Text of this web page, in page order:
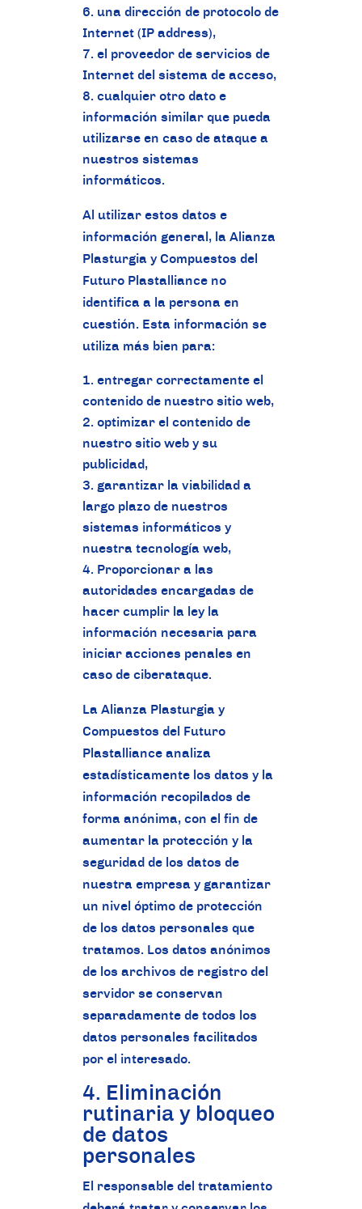
una dirección de protocolo de
Internet (IP address),
el proveedor de servicios de
Internet del sistema de acceso,
cualquier otro dato e
información similar que pueda
utilizarse en caso de ataque a
nuestros sistemas
informáticos.
Al utilizar estos datos e
información general, la Alianza
Plasturgia y Compuestos del
Futuro Plastalliance no
identifica a la persona en
cuestión. Esta información se
utiliza más bien para:
entregar correctamente el
contenido de nuestro sitio web,
optimizar el contenido de
nuestro sitio web y su
publicidad,
garantizar la viabilidad a
largo plazo de nuestros
sistemas informáticos y
nuestra tecnología web,
Proporcionar a las
autoridades encargadas de
hacer cumplir la ley la
información necesaria para
iniciar acciones penales en
caso de ciberataque.
La Alianza Plasturgia y
Compuestos del Futuro
Plastalliance analiza
estadísticamente los datos y la
información recopilados de
forma anónima, con el fin de
aumentar la protección y la
seguridad de los datos de
nuestra empresa y garantizar
un nivel óptimo de protección
de los datos personales que
tratamos. Los datos anónimos
de los archivos de registro del
servidor se conservan
separadamente de todos los
datos personales facilitados
por el interesado.
4. Eliminación
rutinaria y bloqueo
de datos
personales
El responsable del tratamiento